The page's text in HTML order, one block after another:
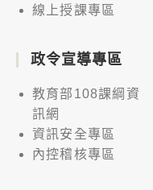
線上授課專區
政令宣導專區
教育部108課綱資
訊網
資訊安全專區
內控稽核專區